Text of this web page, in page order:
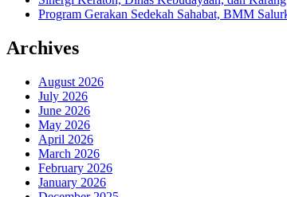
Program Gerakan Sedekah Sahabat, BMM
Archives
August 2026
July 2026
June 2026
May 2026
April 2026
March 2026
February 2026
January 2026